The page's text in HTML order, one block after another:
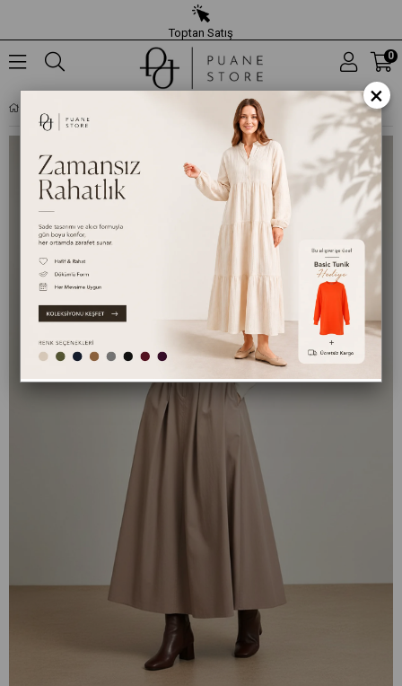
Toptan Satış
0
×